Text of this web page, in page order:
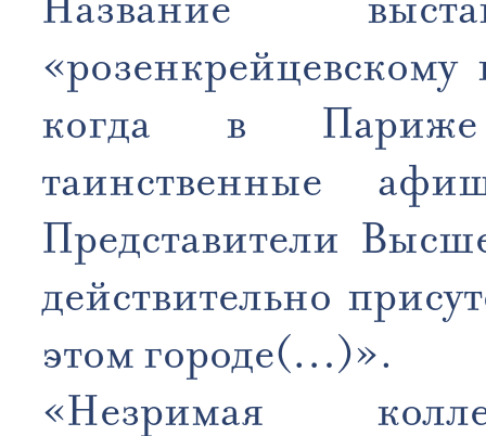
когда в Париже
таинственные
Представители
действительно
этом городе(…)».
«Незримая